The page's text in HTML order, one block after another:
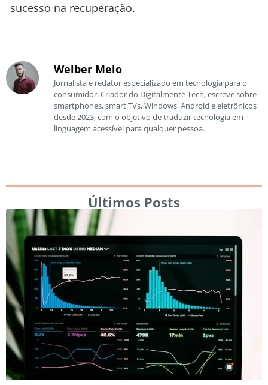
sucesso na recuperação.
Welber Melo
Jornalista e redator especializado em tecnologia para o
consumidor. Criador do Digitalmente Tech, escreve sobre
smartphones, smart TVs, Windows, Android e eletrônicos
desde 2023, com o objetivo de traduzir tecnologia em
linguagem acessível para qualquer pessoa.
Últimos Posts